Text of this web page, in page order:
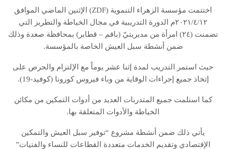
اختتمت مؤسسة الزهراء التنموية (ZDF) الإثنين الماضي الموافق
٢٠٢١/٤/١٢م الدورة التدريبية في مجال الخياطة والتطريز التي
تضمنت (٢٤) امرأة من مديريتيّ (باقم – قطابر) بمحافظة صعدة وذلك
ضمن أنشطة سبل العيش الخاصة بالمؤسسة.
حيث استمر التدريب لمدة إثنا عشر يوماً مع الإلتزام والحرص على
إتخاذ جميع إجراءات الوقاية من وباء فيروس كورونا (كوفيد-19).
كما استلمت جميع المتدربات العديد من أدوات التمكين من مكائن
الخياطة والأدوات المتعلقة بها.
يأتي ذلك ضمن أنشطة مشروع “توفير سبل العيش والتمكين
الإقتصادي وتقديم الخدمات متعددة القطاعات للنساء والفتيات”